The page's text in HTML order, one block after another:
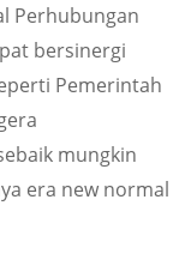
Perhubungan
bersinergi
Pemerintah
mungkin
era new normal